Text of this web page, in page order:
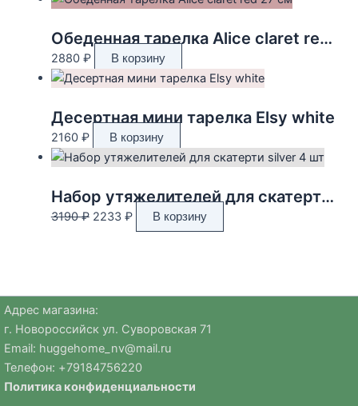
Обеденная тарелка Alice claret red 27 см
2880 ₽ В корзину
Десертная мини тарелка Elsy white
2160 ₽ В корзину
Набор утяжелителей для скатерти silver 4 шт
3190₽ Первоначальная
2233 ₽Текущая
цена:
В корзину
Адрес магазина:
г. Новороссийск ул. Суворовская 71
Email: huggehome_nv@mail.ru
Телефон: +79184756220
Политика конфиденциальности